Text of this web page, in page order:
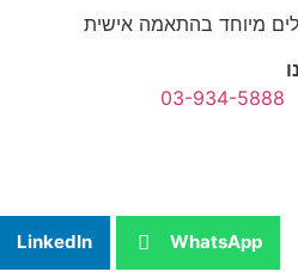
מיוחד בהתאמה אישית
03-934-5888
LinkedIn WhatsApp